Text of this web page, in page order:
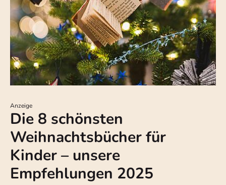
Anzeige
Die 8 schönsten
Weihnachtsbücher für
Kinder – unsere
Empfehlungen 2025